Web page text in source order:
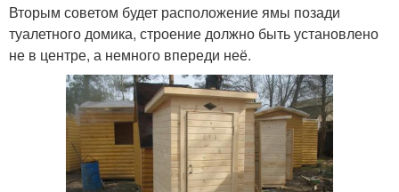
Вторым советом будет расположение ямы позади
туалетного домика, строение должно быть установлено
не в центре, а немного впереди неё.